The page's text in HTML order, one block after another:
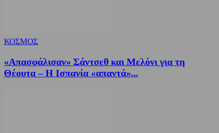
ΚΟΣΜΟΣ
«Απασφάλισαν» Σάντσεθ και Μελόνι για τη
Θέουτα – Η Ισπανία «απαντά»...